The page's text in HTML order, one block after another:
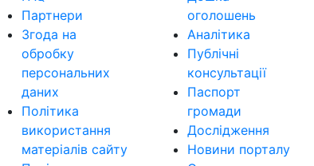
Партнери
Згода на
обробку
персональних
даних
Політика
використання
матеріалів сайту
оголошень
Аналітика
Публічні
консультації
Паспорт
громади
Дослідження
Новини порталу